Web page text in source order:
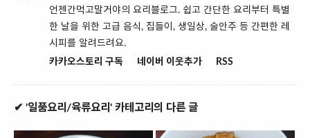
언젠간먹고말거야의 요리블로그. 쉽고 간단한 요리부터 특별
한 날을 위한 고급 음식, 집들이, 생일상, 술안주 등 간편한 레
시피를 알려드려요.
카카오스토리 구독
네이버 이웃추가 RSS
✔ '일품요리/육류요리' 카테고리의 다른 글